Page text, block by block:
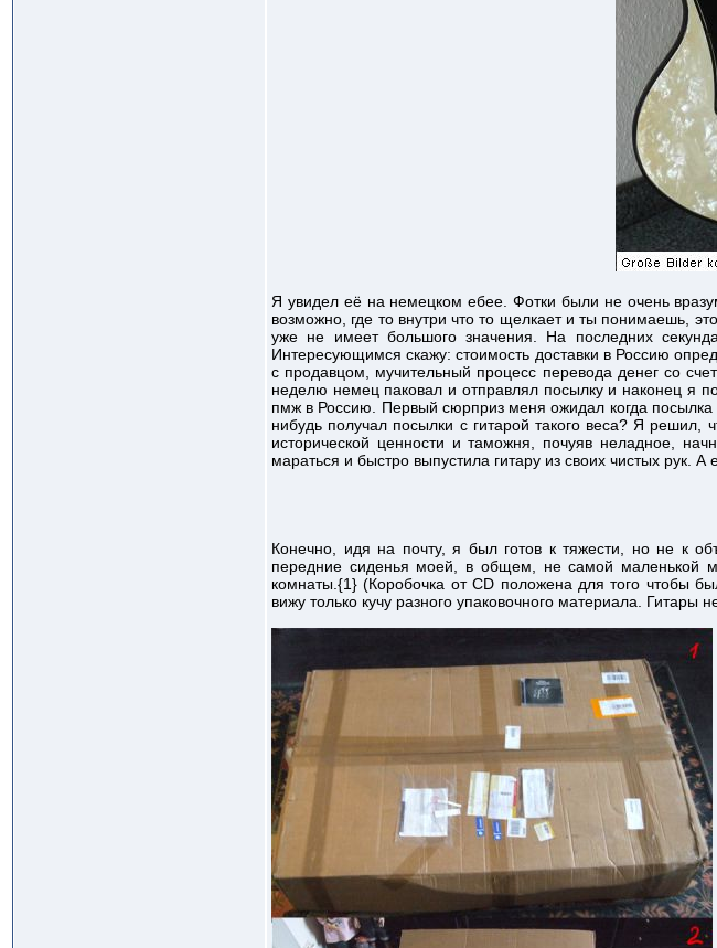
Я увидел её на немецком ебее. Фотки были не очень
возможно, где то внутри что то щелкает и ты понимаешь,
уже не имеет большого значения. На последних
Интересующимся скажу: стоимость доставки в Россию
с продавцом, мучительный процесс перевода денег со
неделю немец паковал и отправлял посылку и наконец я
пмж в Россию. Первый сюрприз меня ожидал когда
нибудь получал посылки с гитарой такого веса? Я
исторической ценности и таможня, почуяв неладное,
мараться и быстро выпустила гитару из своих чистых рук.
Конечно, идя на почту, я был готов к тяжести, но не к
передние сиденья моей, в общем, не самой маленькой
комнаты.{1} (Коробочка от CD положена для того чтобы
вижу только кучу разного упаковочного материала. Гитары